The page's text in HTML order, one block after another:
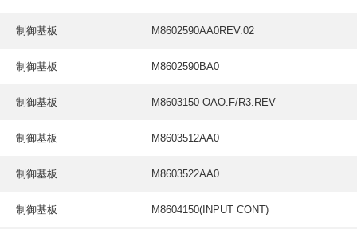
制御基板 M8602590AA0REV.02
制御基板 M8602590BA0
制御基板 M8603150 OAO.F/R3.REV
制御基板 M8603512AA0
制御基板 M8603522AA0
制御基板 M8604150(INPUT CONT)